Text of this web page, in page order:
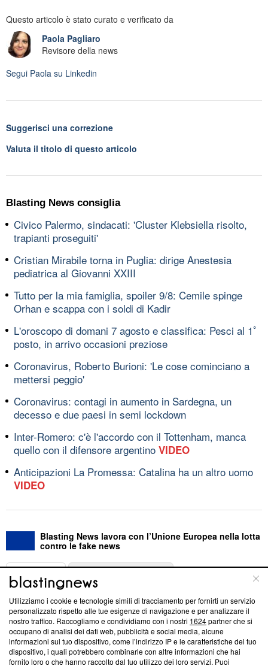
Questo articolo è stato curato e verificato da
Paola Pagliaro
Revisore della news
Segui Paola su Linkedin
Suggerisci una correzione
Valuta il titolo di questo articolo
Blasting News consiglia
Civico Palermo, sindacati: 'Cluster Klebsiella risolto,
trapianti proseguiti'
Cristian Mirabile torna in Puglia: dirige Anestesia
pediatrica al Giovanni XXIII
Tutto per la mia famiglia, spoiler 9/8: Cemile spinge
Orhan e scappa con i soldi di Kadir
L'oroscopo di domani 7 agosto e classifica: Pesci al 1ﾟ
posto, in arrivo occasioni preziose
Coronavirus, Roberto Burioni: 'Le cose cominciano a
mettersi peggio'
Coronavirus: contagi in aumento in Sardegna, un
decesso e due paesi in semi lockdown
Inter-Romero: c'è l'accordo con il Tottenham, manca
quello con il difensore argentino VIDEO
Anticipazioni La Promessa: Catalina ha un altro uomo
VIDEO
Blasting News lavora con l’Unione Europea nella lotta
contro le fake news
ABOUT
Questa sezione offre informazioni trasparenti su Blasting
News, sui nostri processi editoriali e su come ci impegniamo a
creare news di qualità. Inoltre, afferma la nostra aderenza a
‘Trust Project - News with Integrity’Blasting News non è
ancora membro del programma, ma ha richiesto di farne
Utilizziamo i cookie e tecnologie simili di tracciamento per fornirti un servizio
personalizzato rispetto alle tue esigenze di navigazione e per analizzare il
nostro traffico. Raccogliamo e condividiamo con i nostri 1624partner che si
occupano di analisi dei dati web, pubblicità e social media, alcune
informazioni sul tuo dispositivo, come l’indirizzo IP e le caratteristiche del tuo
dispositivo, i quali potrebbero combinarle con altre informazioni che hai
fornito loro o che hanno raccolto dal tuo utilizzo dei loro servizi. Puoi